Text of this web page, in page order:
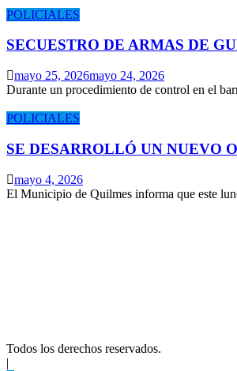
POLICIALES
SECUESTRO DE ARMAS DE
mayo 25, 2026mayo 24, 2026
Durante un procedimiento de control en el
POLICIALES
SE DESARROLLÓ UN NUEVO
mayo 4, 2026
El Municipio de Quilmes informa que este
Todos los derechos reservados.
|